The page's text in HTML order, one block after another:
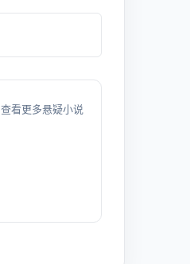
查看更多悬疑小说